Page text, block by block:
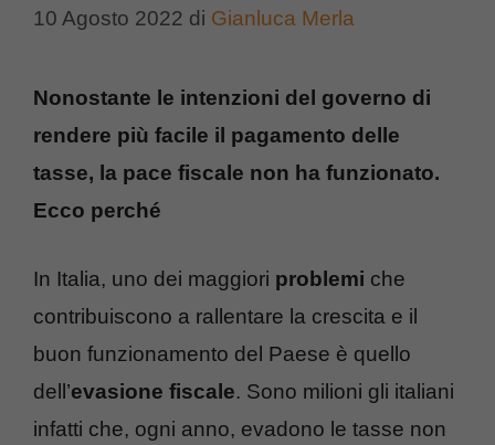
10 Agosto 2022 di Gianluca Merla
Nonostante le intenzioni del governo di
rendere più facile il pagamento delle
tasse, la pace fiscale non ha funzionato.
Ecco perché
In Italia, uno dei maggiori problemi che
contribuiscono a rallentare la crescita e il
buon funzionamento del Paese è quello
dell’evasione fiscale. Sono milioni gli italiani
infatti che, ogni anno, evadono le tasse non